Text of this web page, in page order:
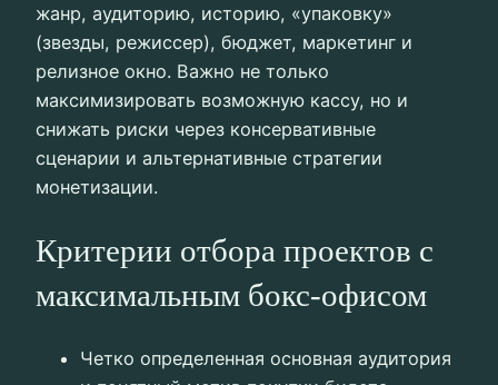
жанр, аудиторию, историю, «упаковку»
(звезды, режиссер), бюджет, маркетинг и
релизное окно. Важно не только
максимизировать возможную кассу, но и
снижать риски через консервативные
сценарии и альтернативные стратегии
монетизации.
Критерии отбора проектов с
максимальным бокс-офисом
Четко определенная основная аудитория